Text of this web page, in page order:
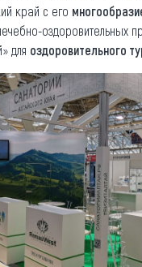
край с его
оздоровительных
для оздоровительного